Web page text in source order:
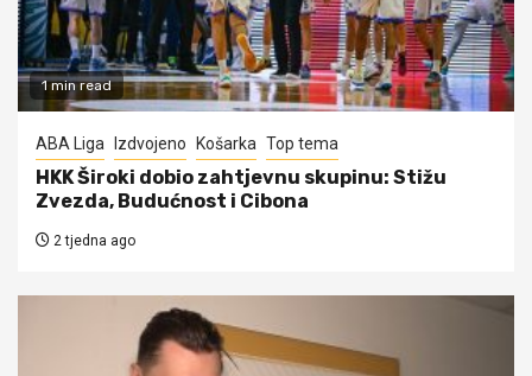
1 min read
ABA Liga Izdvojeno Košarka Top tema
HKK Široki dobio zahtjevnu skupinu: Stižu
Zvezda, Budućnost i Cibona
2 tjedna ago